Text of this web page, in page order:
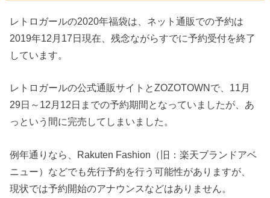
レトロガールの2020年福袋は、ネット通販での予約は
2019年12月17日現在、残念ながらすでに予約受付を終了
しています。
レトロガールの公式通販サイトとZOZOTOWNで、11月
29日～12月12日までの予約期間となっていましたが、あ
っという間に完売してしまいました。
例年通りなら、Rakuten Fashion（旧：楽天ブランドアベ
ニュー）などでも先行予約を行う可能性がありますが、
現状では予約開始のアナウンスなどはありません。